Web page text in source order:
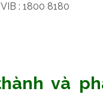
: 1800 8180
và